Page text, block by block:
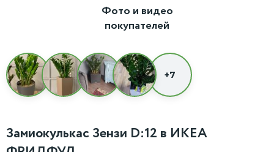
Фото и видео
покупателей
+7
Замиокулькас Зензи D:12 в ИКЕА